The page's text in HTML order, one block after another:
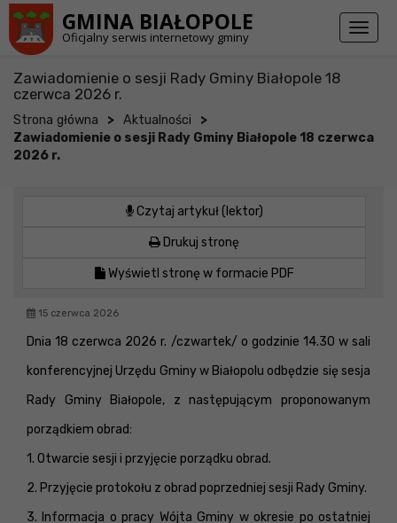
GMINA BIAŁOPOLE
Oficjalny serwis internetowy gminy
Toggle
Zawiadomienie o sesji Rady Gminy Białopole 18
czerwca 2026 r.
Strona główna > Aktualności >
Zawiadomienie o sesji Rady Gminy Białopole 18 czerwca
2026 r.
Czytaj artykuł (lektor)
Drukuj stronę
Wyświetl stronę w formacie PDF
15 czerwca 2026
Dnia 18 czerwca 2026 r. /czwartek/ o godzinie 14.30 w sali
konferencyjnej Urzędu Gminy w Białopolu odbędzie się sesja
Rady Gminy Białopole, z następującym proponowanym
porządkiem obrad:
1. Otwarcie sesji i przyjęcie porządku obrad.
2. Przyjęcie protokołu z obrad poprzedniej sesji Rady Gminy.
3. Informacja o pracy Wójta Gminy w okresie po ostatniej